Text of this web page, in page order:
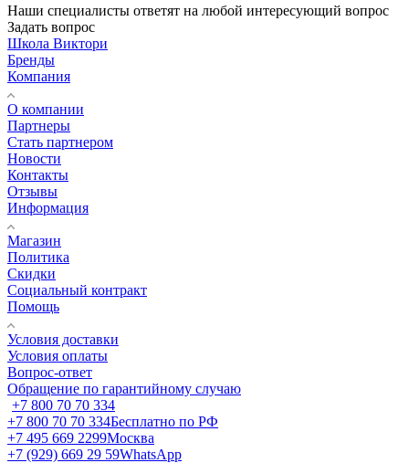
Наши специалисты ответят на любой интересующий вопрос
Задать вопрос
Школа Виктори
Бренды
Компания
О компании
Партнеры
Стать партнером
Новости
Контакты
Отзывы
Информация
Магазин
Политика
Скидки
Социальный контракт
Помощь
Условия доставки
Условия оплаты
Вопрос-ответ
Обращение по гарантийному случаю
+7 800 70 70 334
+7 800 70 70 334Бесплатно по РФ
+7 495 669 2299Москва
+7 (929) 669 29 59WhatsApp